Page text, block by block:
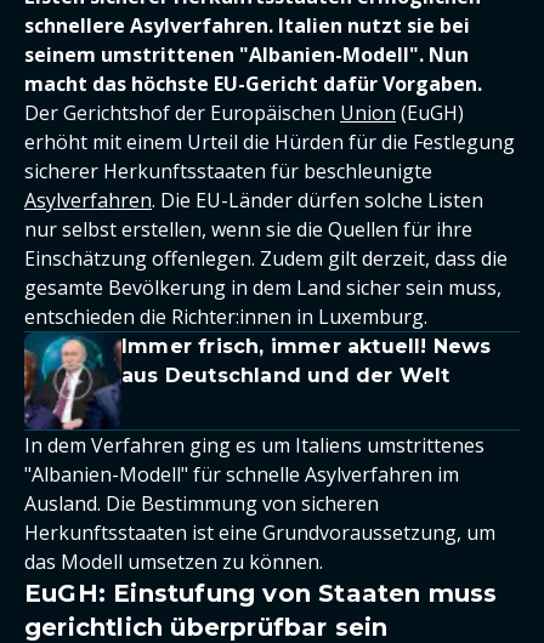
schnellere Asylverfahren. Italien nutzt sie bei
seinem umstrittenen "Albanien-Modell". Nun
macht das höchste EU-Gericht dafür Vorgaben.
Der Gerichtshof der Europäischen Union (EuGH)
erhöht mit einem Urteil die Hürden für die Festlegung
sicherer Herkunftsstaaten für beschleunigte
Asylverfahren. Die EU-Länder dürfen solche Listen
nur selbst erstellen, wenn sie die Quellen für ihre
Einschätzung offenlegen. Zudem gilt derzeit, dass die
gesamte Bevölkerung in dem Land sicher sein muss,
entschieden die Richter:innen in Luxemburg.
Immer frisch, immer aktuell! News
aus Deutschland und der Welt
In dem Verfahren ging es um Italiens umstrittenes
"Albanien-Modell" für schnelle Asylverfahren im
Ausland. Die Bestimmung von sicheren
Herkunftsstaaten ist eine Grundvoraussetzung, um
das Modell umsetzen zu können.
EuGH: Einstufung von Staaten muss
gerichtlich überprüfbar sein